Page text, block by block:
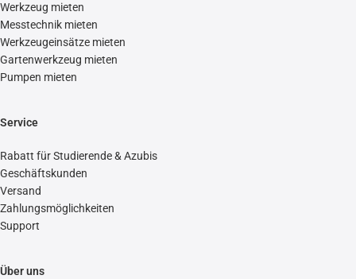
Werkzeug mieten
Messtechnik mieten
Werkzeugeinsätze mieten
Gartenwerkzeug mieten
Pumpen mieten
Service
Rabatt für Studierende & Azubis
Geschäftskunden
Versand
Zahlungsmöglichkeiten
Support
Über uns